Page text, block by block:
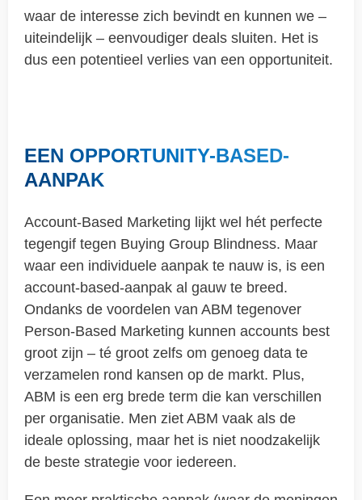
waar de interesse zich bevindt en kunnen we –
uiteindelijk – eenvoudiger deals sluiten. Het is
dus een potentieel verlies van een opportuniteit.
EEN OPPORTUNITY-BASED-
AANPAK
Account-Based Marketing lijkt wel hét perfecte
tegengif tegen Buying Group Blindness. Maar
waar een individuele aanpak te nauw is, is een
account-based-aanpak al gauw te breed.
Ondanks de voordelen van ABM tegenover
Person-Based Marketing kunnen accounts best
groot zijn – té groot zelfs om genoeg data te
verzamelen rond kansen op de markt. Plus,
ABM is een erg brede term die kan verschillen
per organisatie. Men ziet ABM vaak als de
ideale oplossing, maar het is niet noodzakelijk
de beste strategie voor iedereen.